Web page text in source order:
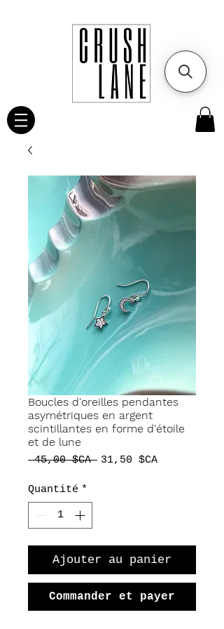
Boucles d'oreilles pendantes
asymétriques en argent
scintillantes en forme d'étoile
et de lune
45,00 $CA Prix
31,50 $CAPrix
Quantité *
Ajouter au panier
Commander et payer